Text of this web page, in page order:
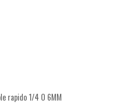
rapido 1/4 O 6MM